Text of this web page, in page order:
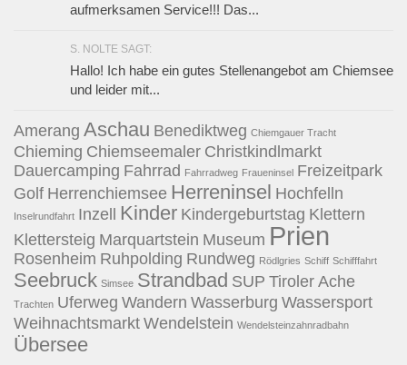
aufmerksamen Service!!! Das...
S. NOLTE SAGT:
Hallo! Ich habe ein gutes Stellenangebot am Chiemsee
und leider mit...
Amerang Aschau Benediktweg Chiemgauer Tracht
Chieming Chiemseemaler Christkindlmarkt
Dauercamping Fahrrad Fahrradweg Fraueninsel Freizeitpark
Golf Herrenchiemsee Herreninsel Hochfelln
Inselrundfahrt Inzell Kinder Kindergeburtstag Klettern
Klettersteig Marquartstein Museum Prien
Rosenheim Ruhpolding Rundweg Rödlgries Schiff Schifffahrt
Seebruck Simsee Strandbad SUP Tiroler Ache
Trachten Uferweg Wandern Wasserburg Wassersport
Weihnachtsmarkt Wendelstein Wendelsteinzahnradbahn
Übersee